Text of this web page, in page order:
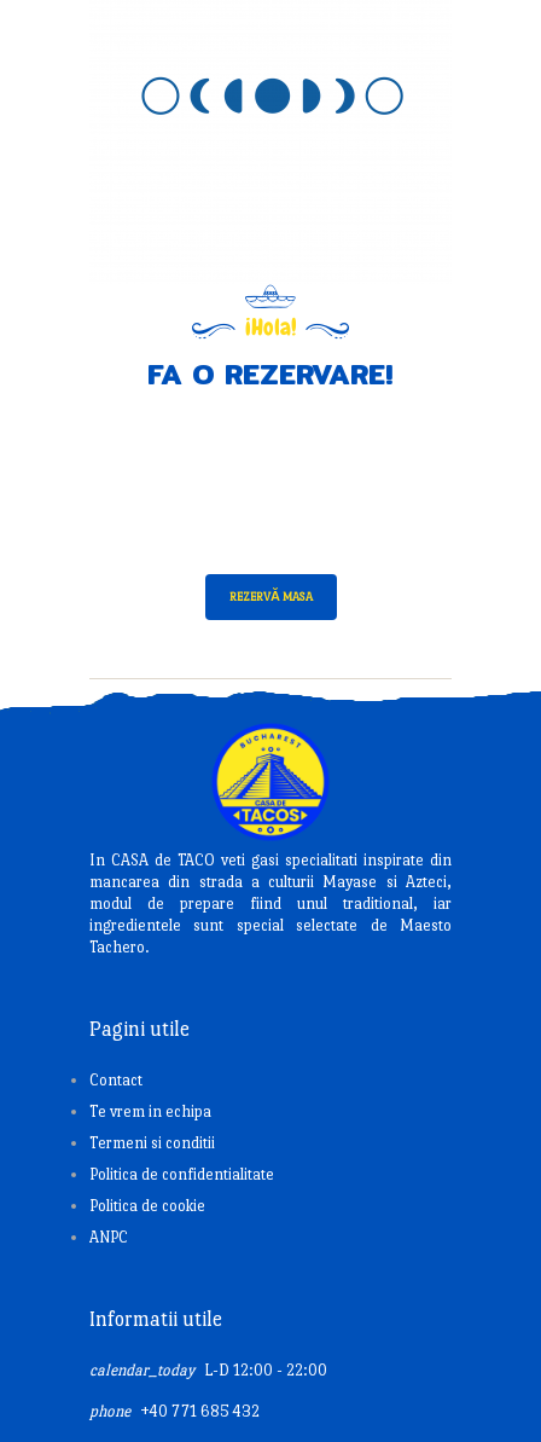
¡Hola!
FA O REZERVARE!
REZERVĂ MASA
In CASA de TACO veti gasi specialitati inspirate din
mancarea din strada a culturii Mayase si Azteci,
modul de prepare fiind unul traditional, iar
ingredientele sunt special selectate de Maesto
Tachero.
Pagini utile
Contact
Te vrem in echipa
Termeni si conditii
Politica de confidentialitate
Politica de cookie
ANPC
Informatii utile
calendar_today L-D 12:00 - 22:00
phone +40 771 685 432